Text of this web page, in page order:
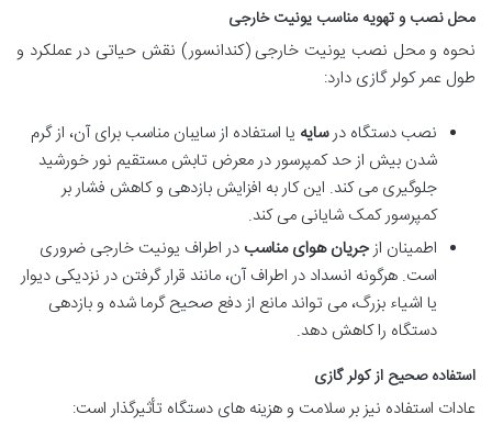
محل نصب و تهویه مناسب یونیت خارجی
نحوه و محل نصب یونیت خارجی (کندانسور) نقش حیاتی در عملکرد و
طول عمر کولر گازی دارد:
نصب دستگاه درسایه یا استفاده از سایبان مناسب برای آن، از گرم
شدن بیش از حد کمپرسور در معرض تابش مستقیم نور خورشید
جلوگیری می کند. این کار به افزایش بازدهی و کاهش فشار بر
کمپرسور کمک شایانی می کند.
اطمینان ازجریان هوای مناسب در اطراف یونیت خارجی ضروری
است. هرگونه انسداد در اطراف آن، مانند قرار گرفتن در نزدیکی دیوار
یا اشیاء بزرگ، می تواند مانع از دفع صحیح گرما شده و بازدهی
دستگاه را کاهش دهد.
استفاده صحیح از کولر گازی
عادات استفاده نیز بر سلامت و هزینه های دستگاه تأثیرگذار است: